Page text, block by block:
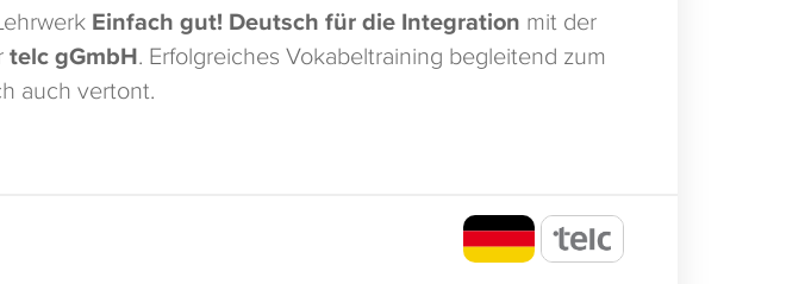
Einfach gut! Deutsch für die Integration mit der
telc gGmbH. Erfolgreiches Vokabeltraining begleitend zum
auch vertont.